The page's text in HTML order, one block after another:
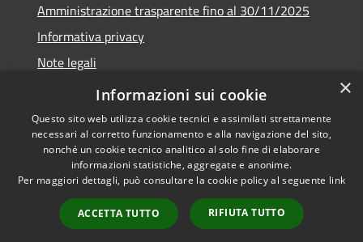
Amministrazione trasparente fino al 30/11/2025
Informativa privacy
Note legali
Dichiarazione di accessibilità
Accessibilità
Copyright © 2026 • Comune di
Ponteranica • Powered by
Municipium•
Accesso
redazione
×
Informazioni sui cookie
Questo sito web utilizza cookie tecnici e assimilati strettamente
necessari al corretto funzionamento e alla navigazione del sito,
nonché un cookie tecnico analitico al solo fine di elaborare
informazioni statistiche, aggregate e anonime.
Per maggiori dettagli, può consultare la cookie policy al seguente link
ACCETTA TUTTO RIFIUTA TUTTO